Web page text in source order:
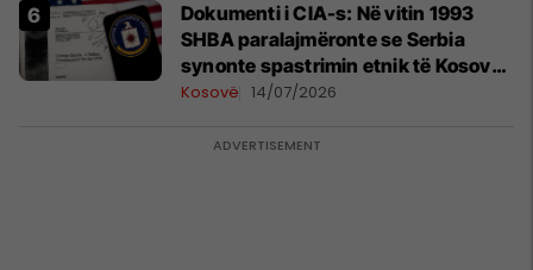
Dokumenti i CIA-s: Në vitin 1993
SHBA paralajmëronte se Serbia
synonte spastrimin etnik të Kosovës
dhe destabilizimin e Ballkanit
Kosovë 14/07/2026